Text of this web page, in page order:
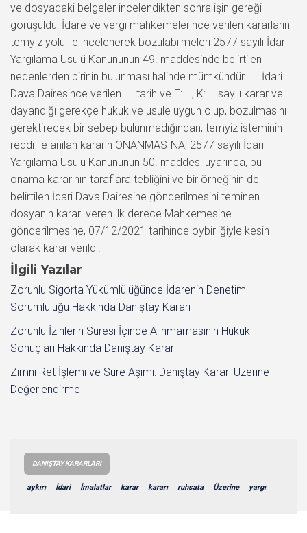
ve dosyadaki belgeler incelendikten sonra işin gereği
görüşüldü: İdare ve vergi mahkemelerince verilen kararların
temyiz yolu ile incelenerek bozulabilmeleri 2577 sayılı İdari
Yargılama Usulü Kanununun 49. maddesinde belirtilen
nedenlerden birinin bulunması halinde mümkündür. …. İdari
Dava Dairesince verilen …. tarih ve E:…., K:…. sayılı karar ve
dayandığı gerekçe hukuk ve usule uygun olup, bozulmasını
gerektirecek bir sebep bulunmadığından, temyiz isteminin
reddi ile anılan kararın ONANMASINA, 2577 sayılı İdari
Yargılama Usulü Kanununun 50. maddesi uyarınca, bu
onama kararının taraflara tebliğini ve bir örneğinin de
belirtilen İdari Dava Dairesine gönderilmesini teminen
dosyanın kararı veren ilk derece Mahkemesine
gönderilmesine, 07/12/2021 tarihinde oybirliğiyle kesin
olarak karar verildi.
İlgili Yazılar
Zorunlu Sigorta Yükümlülüğünde İdarenin Denetim
Sorumluluğu Hakkında Danıştay Kararı
Zorunlu İzinlerin Süresi İçinde Alınmamasının Hukuki
Sonuçları Hakkında Danıştay Kararı
Zımni Ret İşlemi ve Süre Aşımı: Danıştay Kararı Üzerine
Değerlendirme
DANIŞTAY KARARLARI
aykırı İdari İmalatlar karar kararı ruhsata Üzerine yargı